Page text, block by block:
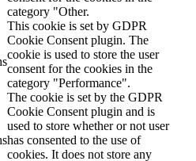
category "Other.
This cookie is set by GDPR
Cookie Consent plugin. The
cookie is used to store the user
consent for the cookies in the
category "Performance".
The cookie is set by the GDPR
Cookie Consent plugin and is
used to store whether or not user
has consented to the use of
cookies. It does not store any